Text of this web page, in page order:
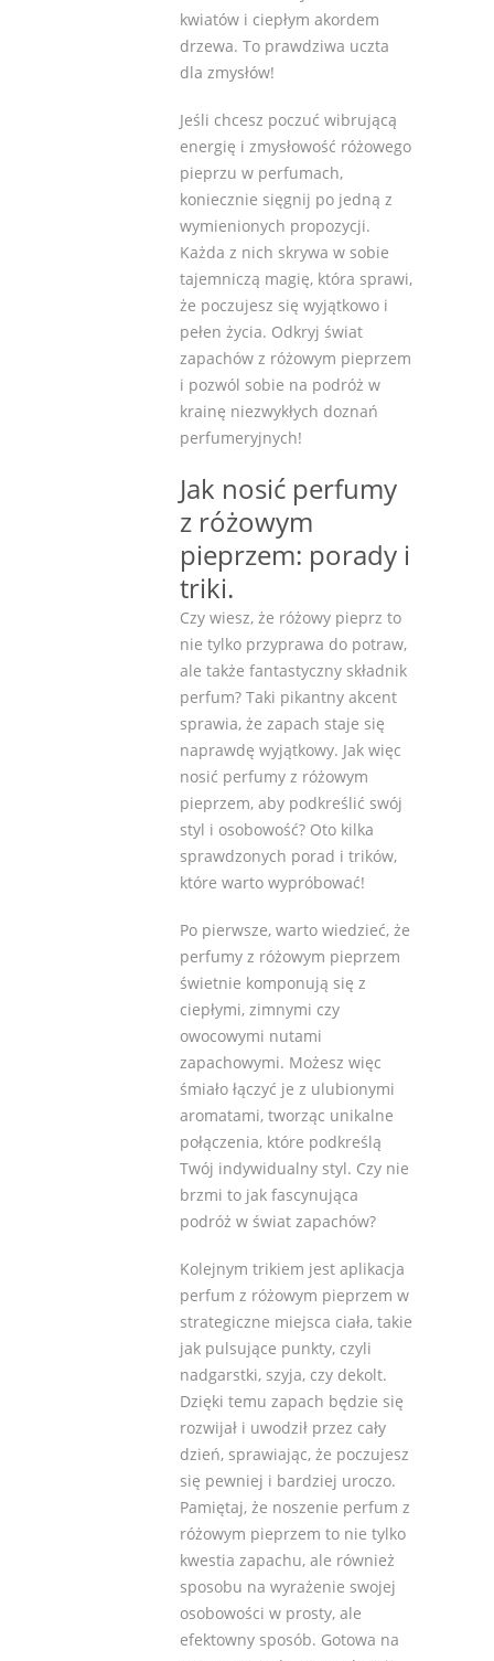
kwiatów i ciepłym akordem
drzewa. To prawdziwa uczta
dla zmysłów!
Jeśli chcesz poczuć wibrującą
energię i zmysłowość różowego
pieprzu w perfumach,
koniecznie sięgnij po jedną z
wymienionych propozycji.
Każda z nich skrywa w sobie
tajemniczą magię, która sprawi,
że poczujesz się wyjątkowo i
pełen życia. Odkryj świat
zapachów z różowym pieprzem
i pozwól sobie na podróż w
krainę niezwykłych doznań
perfumeryjnych!
Jak nosić perfumy
z różowym
pieprzem: porady i
triki.
Czy wiesz, że różowy pieprz to
nie tylko przyprawa do potraw,
ale także fantastyczny składnik
perfum? Taki pikantny akcent
sprawia, że zapach staje się
naprawdę wyjątkowy. Jak więc
nosić perfumy z różowym
pieprzem, aby podkreślić swój
styl i osobowość? Oto kilka
sprawdzonych porad i trików,
które warto wypróbować!
Po pierwsze, warto wiedzieć, że
perfumy z różowym pieprzem
świetnie komponują się z
ciepłymi, zimnymi czy
owocowymi nutami
zapachowymi. Możesz więc
śmiało łączyć je z ulubionymi
aromatami, tworząc unikalne
połączenia, które podkreślą
Twój indywidualny styl. Czy nie
brzmi to jak fascynująca
podróż w świat zapachów?
Kolejnym trikiem jest aplikacja
perfum z różowym pieprzem w
strategiczne miejsca ciała, takie
jak pulsujące punkty, czyli
nadgarstki, szyja, czy dekolt.
Dzięki temu zapach będzie się
rozwijał i uwodził przez cały
dzień, sprawiając, że poczujesz
się pewniej i bardziej uroczo.
Pamiętaj, że noszenie perfum z
różowym pieprzem to nie tylko
kwestia zapachu, ale również
sposobu na wyrażenie swojej
osobowości w prosty, ale
efektowny sposób. Gotowa na